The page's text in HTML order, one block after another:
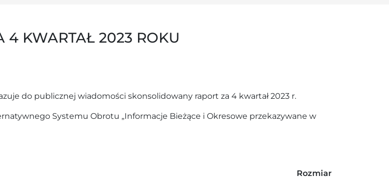
4 KWARTAŁ 2023 ROKU
do publicznej wiadomości skonsolidowany raport za 4 kwartał 2023 r.
Systemu Obrotu „Informacje Bieżące i Okresowe przekazywane w
Rozmiar